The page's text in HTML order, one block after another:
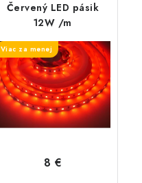
Červený LED pásik
12W /m
Viac za menej
8 €